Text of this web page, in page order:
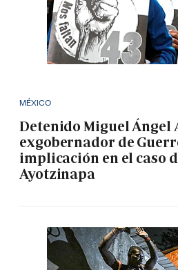
MÉXICO
Detenido Miguel Ángel
exgobernador de
implicación en el caso
Ayotzinapa